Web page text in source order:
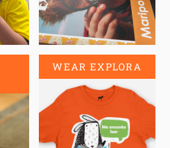
WEAR EXPLORA